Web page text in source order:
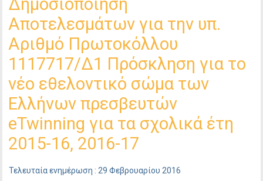
Δημοσιοποίηση
Αποτελεσμάτων για την υπ.
Αριθμό Πρωτοκόλλου
1117717/Δ1 Πρόσκληση για το
νέο εθελοντικό σώμα των
Ελλήνων πρεσβευτών
eTwinning για τα σχολικά έτη
2015-16, 2016-17
Τελευταία ενημέρωση : 29 Φεβρουαρίου 2016